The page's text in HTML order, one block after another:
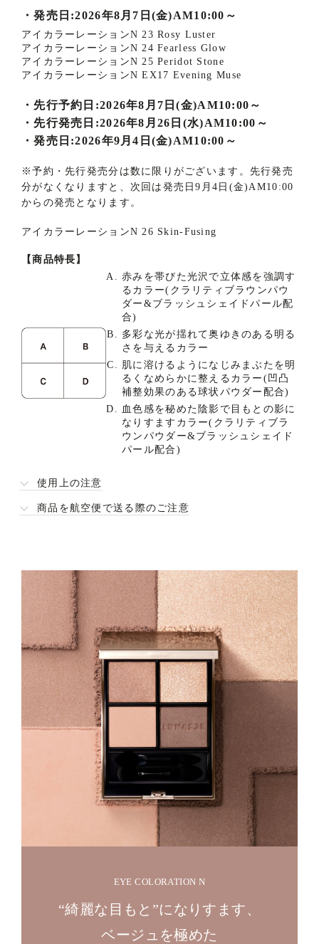
商
品
詳
細
・発売日:2026年8月7日(金)AM10:00～
アイカラーレーションN 23 Rosy Luster
アイカラーレーションN 24 Fearless Glow
アイカラーレーションN 25 Peridot Stone
アイカラーレーションN EX17 Evening Muse
商
説
・ 先行予約日:2026年8月7日(金)AM10:00～
・ 先行発売日:2026年8月26日(水)AM10:00～
・発売日:2026年9月4日(金)AM10:00～
※予約・先行発売分は数に限りがございます。先行発売
分がなくなりますと、次回は発売日9月4日(金)AM10:00
からの発売となります。
アイカラーレーションN 26 Skin-Fusing
【商品特長】
赤みを帯びた光沢で立体感を強調す
るカラー(クラリティブラウンパウ
ダー&ブラッシュシェイドパール配
合)
多彩な光が揺れて奥ゆきのある明る
さを与えるカラー
肌に溶けるようになじみまぶたを明
るくなめらかに整えるカラー(凹凸
補整効果のある球状パウダー配合)
血色感を秘めた陰影で目もとの影に
なりすますカラー(クラリティブラ
ウンパウダー&ブラッシュシェイド
パール配合)
使用上の注意
商品を航空便で送る際のご注意
EYE COLORATION N
“綺麗な目もと”になりすます、
ベージュを極めた